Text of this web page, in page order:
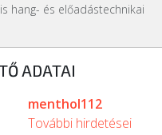
hang- és előadástechnikai
ADATAI
menthol112
További hirdetései